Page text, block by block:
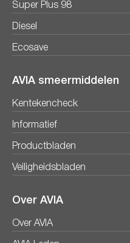
Super Plus 98
Diesel
Ecosave
AVIA smeermiddelen
Kentekencheck
Informatief
Productbladen
Veiligheidsbladen
Over AVIA
Over AVIA